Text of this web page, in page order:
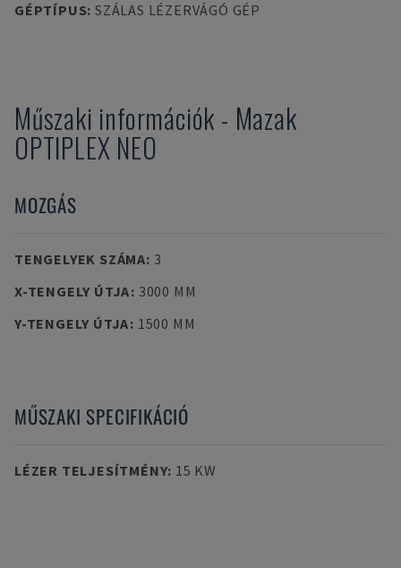
GÉPTÍPUS: SZÁLAS LÉZERVÁGÓ GÉP
Műszaki információk - Mazak
OPTIPLEX NEO
MOZGÁS
TENGELYEK SZÁMA: 3
X-TENGELY ÚTJA: 3000 MM
Y-TENGELY ÚTJA: 1500 MM
MŰSZAKI SPECIFIKÁCIÓ
LÉZER TELJESÍTMÉNY: 15 KW